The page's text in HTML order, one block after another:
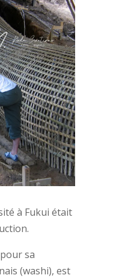
à Fukui était
sa
(washi), est